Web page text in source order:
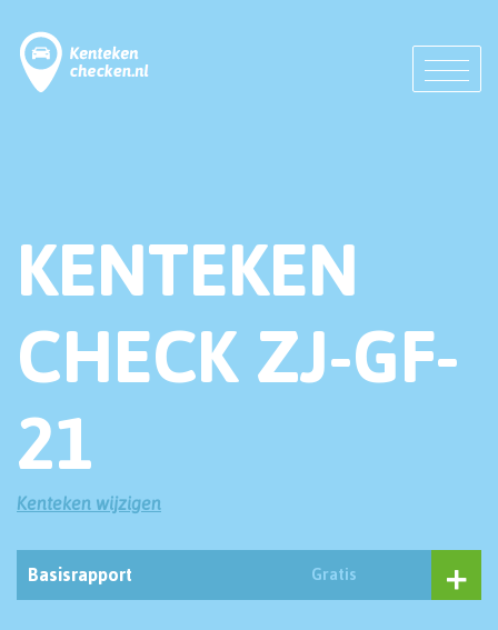
KENTEKEN
CHECK ZJ-GF-
21
Kenteken wijzigen
Basisrapport Gratis